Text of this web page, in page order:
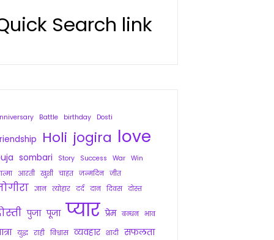
Search link
Battle birthday Dosti
Holi jogira love
sombari Story Success War
Win
आरती खुशी चाहत जन्मदिन जीत
ज्ञान त्योहार दर्द दान दिवस दोस्त
पुजा पूजा प्यार प्रेम बन्धन भाव
युद्ध राही विश्वास व्यवहार शादी सफलता